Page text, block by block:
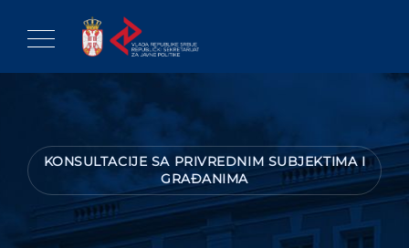
content
KONSULTACIJE SA PRIVREDNIM SUBJEKTIMA I
GRAĐANIMA